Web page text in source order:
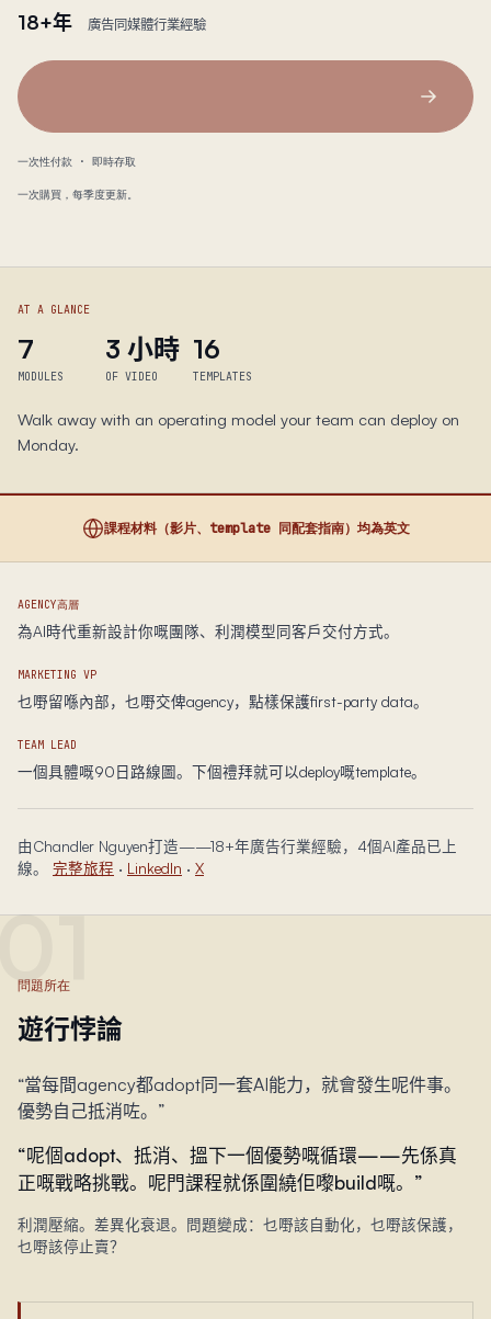
18+年 廣告同媒體行業經驗
一次性付款 · 即時存取
一次購買，每季度更新。
AT A GLANCE
7
MODULES
3 小時
OF VIDEO
16
TEMPLATES
Walk away with an operating model your team can deploy on
Monday.
課程材料（影片、template 同配套指南）均為英文
AGENCY高層
為AI時代重新設計你嘅團隊、利潤模型同客戶交付方式。
MARKETING VP
乜嘢留喺內部，乜嘢交俾agency，點樣保護first-party data。
TEAM LEAD
一個具體嘅90日路線圖。下個禮拜就可以deploy嘅template。
由Chandler Nguyen打造——18+年廣告行業經驗，4個AI產品已上
線。
完整旅程 · LinkedIn · X
問題所在
遊行悖論
“當每間agency都adopt同一套AI能力，就會發生呢件事。
優勢自己抵消咗。 ”
“呢個adopt、抵消、搵下一個優勢嘅循環——先係真
正嘅戰略挑戰。呢門課程就係圍繞佢嚟build嘅。 ”
利潤壓縮。差異化衰退。問題變成：乜嘢該自動化，乜嘢該保護，
乜嘢該停止賣？